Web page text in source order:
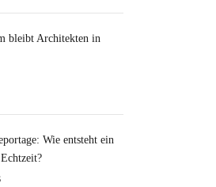
bleibt Architekten in
Wie entsteht ein